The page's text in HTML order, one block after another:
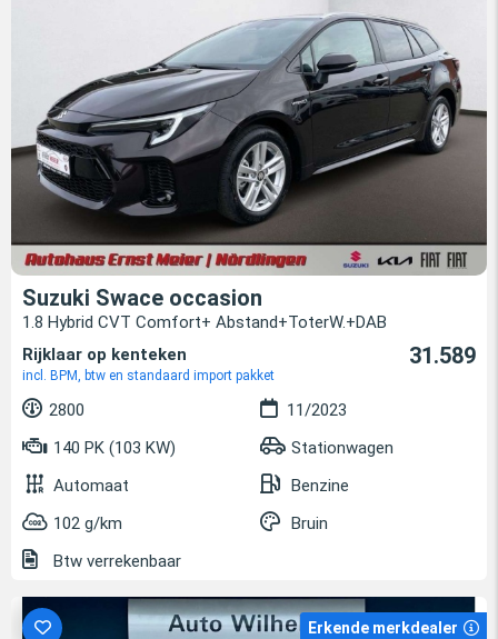
Suzuki Swace occasion
1.8 Hybrid CVT Comfort+ Abstand+ToterW.+DAB
Rijklaar op kenteken
incl. BPM, btw en standaard import pakket
31.589
2800
11/2023
140 PK (103 KW)
Stationwagen
Automaat
Benzine
102 g/km
Bruin
Btw verrekenbaar
Erkende merkdealer